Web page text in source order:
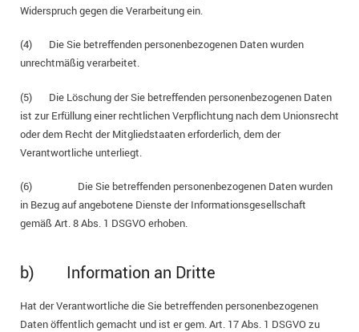
Widerspruch gegen die Verarbeitung ein.
(4) Die Sie betreffenden personenbezogenen Daten wurden
unrechtmäßig verarbeitet.
(5) Die Löschung der Sie betreffenden personenbezogenen Daten
ist zur Erfüllung einer rechtlichen Verpflichtung nach dem Unionsrecht
oder dem Recht der Mitgliedstaaten erforderlich, dem der
Verantwortliche unterliegt.
(6) Die Sie betreffenden personenbezogenen Daten wurden
in Bezug auf angebotene Dienste der Informationsgesellschaft
gemäß Art. 8 Abs. 1 DSGVO erhoben.
b) Information an Dritte
Hat der Verantwortliche die Sie betreffenden personenbezogenen
Daten öffentlich gemacht und ist er gem. Art. 17 Abs. 1 DSGVO zu